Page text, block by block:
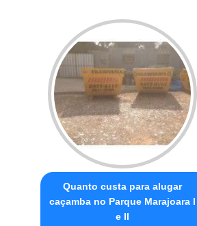
Quanto custa para alugar
caçamba no Parque Marajoara I
e II